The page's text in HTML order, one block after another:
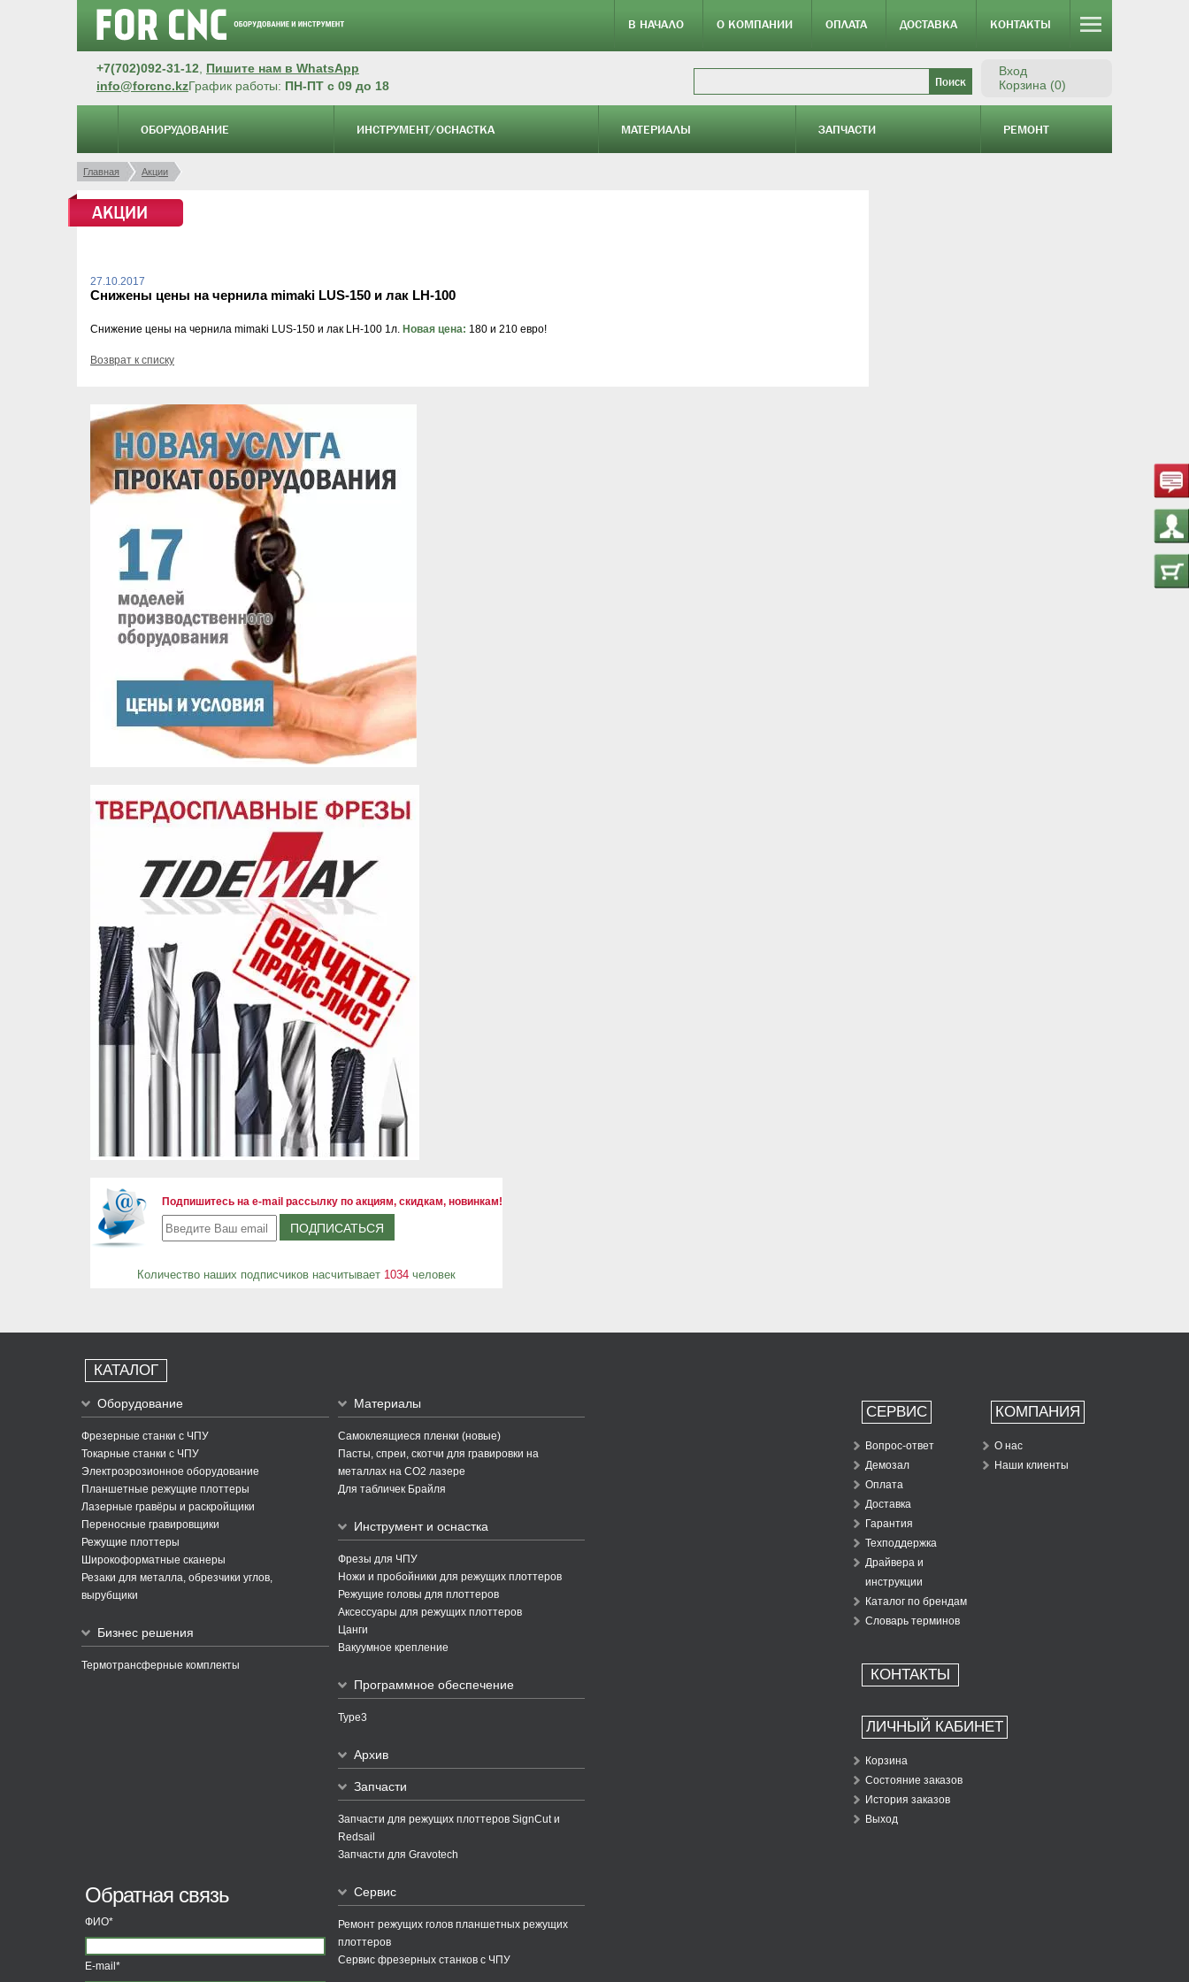
В НАЧАЛО О КОМПАНИИ ОПЛАТА ДОСТАВКА КОНТАКТЫ
+7(702)092-31-12
Пишите нам в WhatsApp
info@forcnc.kzГрафик работы: ПН-ПТ с 09 до 18
Вход
Корзина (0)
ОБОРУДОВАНИЕ ИНСТРУМЕНТ/ОСНАСТКА МАТЕРИАЛЫ ЗАПЧАСТИ РЕМОНТ
Главная Акции
АКЦИИ
27.10.2017
Снижены цены на чернила mimaki LUS-150 и лак LH-100
Снижение цены на чернила mimaki LUS-150 и лак LH-100 1л. Новая цена: 180 и 210 евро!
Возврат к списку
Подпишитесь на e-mail рассылку по акциям, скидкам, новинкам!
Количество наших подписчиков насчитывает 1034 человек
КАТАЛОГ
Оборудование
Фрезерные станки с ЧПУ
Токарные станки с ЧПУ
Электроэрозионное оборудование
Планшетные режущие плоттеры
Лазерные гравёры и раскройщики
Переносные гравировщики
Режущие плоттеры
Широкоформатные сканеры
Резаки для металла, обрезчики углов,
вырубщики
Бизнес решения
Термотрансферные комплекты
Материалы
Самоклеящиеся пленки (новые)
Пасты, спреи, скотчи для гравировки на
металлах на CO2 лазере
Для табличек Брайля
Инструмент и оснастка
Фрезы для ЧПУ
Ножи и пробойники для режущих плоттеров
Режущие головы для плоттеров
Аксессуары для режущих плоттеров
Цанги
Вакуумное крепление
Программное обеспечение
Type3
Архив
Запчасти
Запчасти для режущих плоттеров SignCut и
Redsail
Запчасти для Gravotech
Сервис
Ремонт режущих голов планшетных режущих
плоттеров
Сервис фрезерных станков с ЧПУ
Обратная связь
ФИО*
E-mail*
СЕРВИС
Вопрос-ответ
Демозал
Оплата
Доставка
Гарантия
Техподдержка
Драйвера и
инструкции
Каталог по брендам
Словарь терминов
КОМПАНИЯ
О нас
Наши клиенты
КОНТАКТЫ
ЛИЧНЫЙ КАБИНЕТ
Корзина
Состояние заказов
История заказов
Выход